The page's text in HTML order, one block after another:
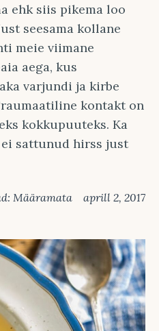
ehk siis pikema loo
seesama kollane
meie viimane
aega, kus
varjundi ja kirbe
kontakt on
kokkupuuteks. Ka
sattunud hirss just
aprill 2, 2017
Määramata